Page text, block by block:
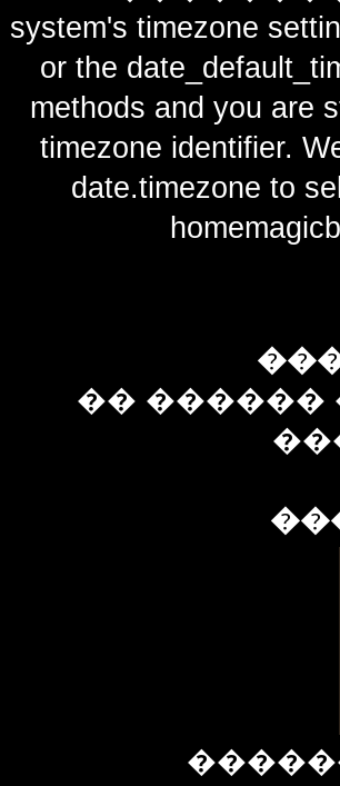
system's timezone
or the
methods and you are
timezone identifier.
date.timezone
�� ������